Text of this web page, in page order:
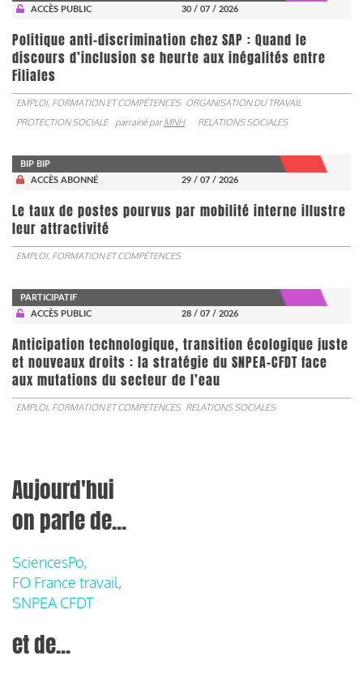
ACCÈS PUBLIC 30 / 07 / 2026
Politique anti-discrimination chez SAP : Quand le
discours d’inclusion se heurte aux inégalités entre
Filiales
EMPLOI, FORMATION ET COMPÉTENCES ORGANISATION DU TRAVAIL
PROTECTION SOCIALE
parrainé parMNH RELATIONS SOCIALES
BIP BIP
ACCÈS ABONNÉ
29 / 07 / 2026
Le taux de postes pourvus par mobilité interne illustre
leur attractivité
EMPLOI, FORMATION ET COMPÉTENCES
PARTICIPATIF
ACCÈS PUBLIC
28 / 07 / 2026
Anticipation technologique, transition écologique juste
et nouveaux droits : la stratégie du SNPEA-CFDT face
aux mutations du secteur de l’eau
EMPLOI, FORMATION ET COMPÉTENCES RELATIONS SOCIALES
Aujourd'hui
on parle de...
SciencesPo,
FO France travail,
SNPEA CFDT
et de...